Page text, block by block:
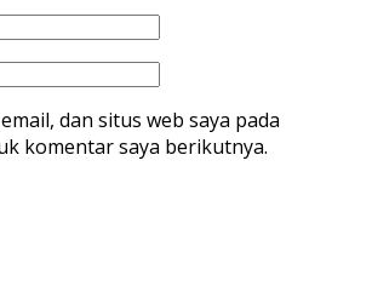
dan situs web saya pada
komentar saya berikutnya.